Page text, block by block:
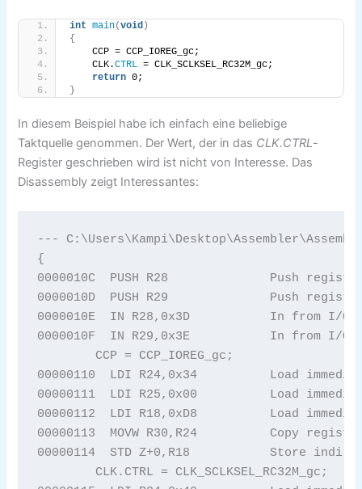
int main(void )
{
    CCP = CCP_IOREG_gc;
    CLK.
CTRL = CLK_SCLKSEL_RC32M_gc;
return 0;
}
In diesem Beispiel habe ich einfach eine beliebige
Taktquelle genommen. Der Wert, der in das CLK.CTRL-
Register geschrieben wird ist nicht von Interesse. Das
Disassembly zeigt Interessantes:
---
{
0000010C  PUSH R28		Push register on stack
0000010D  PUSH R29		Push register on stack
0000010E  IN R28,0x3D		In from I/O location
0000010F  IN R29,0x3E		In from I/O location
00000110  LDI R24,0x34		Load immediate
00000111  LDI R25,0x00		Load immediate
00000112  LDI R18,0xD8		Load immediate
00000113  MOVW R30,R24		Copy register pair
00000114  STD Z+0,R18		Store indirect with displacement